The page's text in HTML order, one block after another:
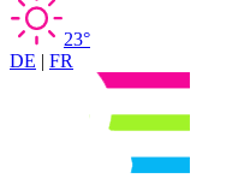
23°
DE | FR